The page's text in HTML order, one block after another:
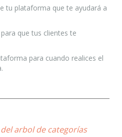
tu plataforma que te ayudará a
que tus clientes te
para cuando realices el
arbol de categorías